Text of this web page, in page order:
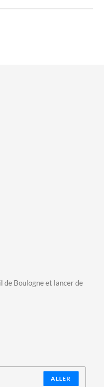
de Boulogne et lancer de
ALLER